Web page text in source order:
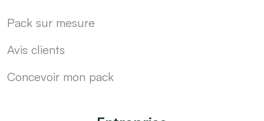
Pack sur mesure
Avis clients
Concevoir mon pack